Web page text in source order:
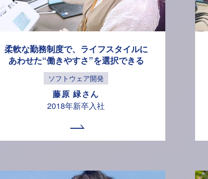
柔軟な勤務制度で、 ライフスタイルに
あわせた“働きやすさ”を選択できる
ソフトウェア開発
藤原 緑さん
2018年新卒入社